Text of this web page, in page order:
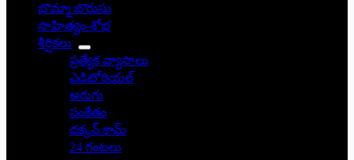
బొమ్మా బొరుసు
సాహిత్యం-శోభ
శీర్షికలు
ప్రత్యేక వ్యాసాలు
ఎడిటోరియల్
అరుగు
సంకేతం
దక్కన్.కామ్
24 గంటలు